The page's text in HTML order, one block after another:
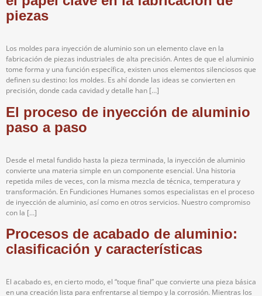
piezas
Los moldes para inyección de aluminio son un elemento clave en la
fabricación de piezas industriales de alta precisión. Antes de que el aluminio
tome forma y una función específica, existen unos elementos silenciosos que
definen su destino: los moldes. Es ahí donde las ideas se convierten en
precisión, donde cada cavidad y detalle han […]
El proceso de inyección de aluminio
paso a paso
Desde el metal fundido hasta la pieza terminada, la inyección de aluminio
convierte una materia simple en un componente esencial. Una historia
repetida miles de veces, con la misma mezcla de técnica, temperatura y
transformación. En Fundiciones Humanes somos especialistas en el proceso
de inyección de aluminio, así como en otros servicios. Nuestro compromiso
con la […]
Procesos de acabado de aluminio:
clasificación y características
El acabado es, en cierto modo, el “toque final” que convierte una pieza básica
en una creación lista para enfrentarse al tiempo y la corrosión. Mientras los